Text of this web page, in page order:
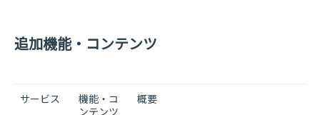
追加機能・コンテンツ
サービス
機能・コ
ンテンツ
概要